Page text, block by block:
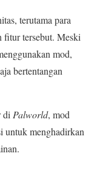
terutama para
fitur tersebut. Meski
mod,
bertentangan
di Palworld, mod
untuk menghadirkan